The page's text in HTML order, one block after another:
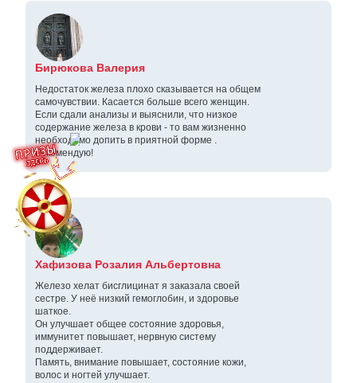
Бирюкова Валерия
Недостаток железа плохо сказывается на общем
самочувствии. Касается больше всего женщин.
Если сдали анализы и выяснили, что низкое
содержание железа в крови - то вам жизненно
необходимо допить в приятной форме .
Рекомендую!
Хафизова Розалия Альбертовна
Железо хелат бисглицинат я заказала своей
сестре. У неё низкий гемоглобин, и здоровье
шаткое.
Он улучшает общее состояние здоровья,
иммунитет повышает, нервную систему
поддерживает.
Память, внимание повышает, состояние кожи,
волос и ногтей улучшает.